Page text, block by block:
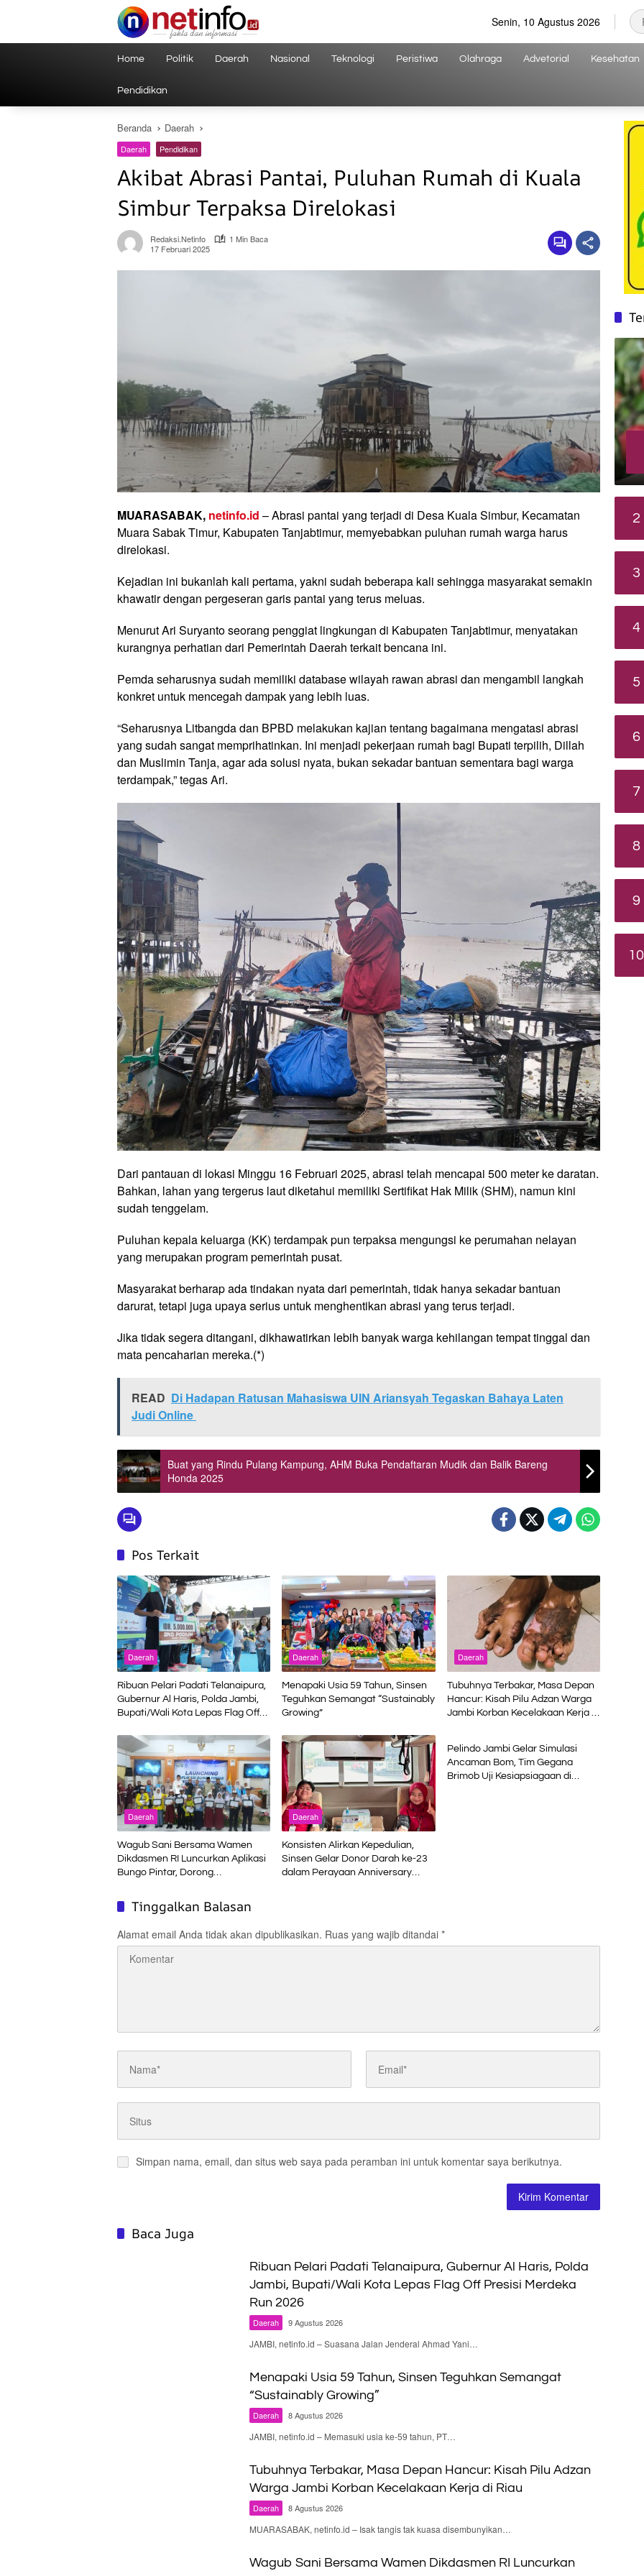
Senin, 10 Agustus 2026
Home Politik Daerah Nasional Teknologi Peristiwa Olahraga Advetorial Kesehatan
Pendidikan
Beranda Daerah
Daerah Pendidikan
Akibat Abrasi Pantai, Puluhan Rumah di Kuala
Simbur Terpaksa Direlokasi
Redaksi.netinfo
1 Min Baca
17 Februari 2025
MUARASABAK, netinfo.id – Abrasi pantai yang terjadi di Desa Kuala Simbur, Kecamatan
Muara Sabak Timur, Kabupaten Tanjabtimur, memyebabkan puluhan rumah warga harus
direlokasi.
Kejadian ini bukanlah kali pertama, yakni sudah beberapa kali sehingga masyarakat semakin
khawatir dengan pergeseran garis pantai yang terus meluas.
Menurut Ari Suryanto seorang penggiat lingkungan di Kabupaten Tanjabtimur, menyatakan
kurangnya perhatian dari Pemerintah Daerah terkait bencana ini.
Pemda seharusnya sudah memiliki database wilayah rawan abrasi dan mengambil langkah
konkret untuk mencegah dampak yang lebih luas.
“Seharusnya Litbangda dan BPBD melakukan kajian tentang bagaimana mengatasi abrasi
yang sudah sangat memprihatinkan. Ini menjadi pekerjaan rumah bagi Bupati terpilih, Dillah
dan Muslimin Tanja, agar ada solusi nyata, bukan sekadar bantuan sementara bagi warga
terdampak,” tegas Ari.
Dari pantauan di lokasi Minggu 16 Februari 2025, abrasi telah mencapai 500 meter ke daratan.
Bahkan, lahan yang tergerus laut diketahui memiliki Sertifikat Hak Milik (SHM), namun kini
sudah tenggelam.
Puluhan kepala keluarga (KK) terdampak pun terpaksa mengungsi ke perumahan nelayan
yang merupakan program pemerintah pusat.
Masyarakat berharap ada tindakan nyata dari pemerintah, tidak hanya sekadar bantuan
darurat, tetapi juga upaya serius untuk menghentikan abrasi yang terus terjadi.
Jika tidak segera ditangani, dikhawatirkan lebih banyak warga kehilangan tempat tinggal dan
mata pencaharian mereka.(*)
READ Di Hadapan Ratusan Mahasiswa UIN Ariansyah Tegaskan Bahaya Laten
Judi Online
Buat yang Rindu Pulang Kampung, AHM Buka Pendaftaran Mudik dan Balik Bareng
Honda 2025
Pos Terkait
Daerah
Ribuan Pelari Padati Telanaipura,
Gubernur Al Haris, Polda Jambi,
Bupati/Wali Kota Lepas Flag Off
Daerah
Menapaki Usia 59 Tahun, Sinsen
Teguhkan Semangat “Sustainably
Growing”
Daerah
Tubuhnya Terbakar, Masa Depan
Hancur: Kisah Pilu Adzan Warga
Jambi Korban Kecelakaan Kerja di
Daerah
Wagub Sani Bersama Wamen
Dikdasmen RI Luncurkan Aplikasi
Bungo Pintar, Dorong
Jambi
Daerah
Konsisten Alirkan Kepedulian,
Sinsen Gelar Donor Darah ke-23
dalam Perayaan Anniversary
Pelindo Jambi Gelar Simulasi
Ancaman Bom, Tim Gegana
Brimob Uji Kesiapsiagaan di
Tinggalkan Balasan
Alamat email Anda tidak akan dipublikasikan. Ruas yang wajib ditandai *
Simpan nama, email, dan situs web saya pada peramban ini untuk komentar saya berikutnya.
Baca Juga
Ribuan Pelari Padati Telanaipura, Gubernur Al Haris, Polda
Jambi, Bupati/Wali Kota Lepas Flag Off Presisi Merdeka
Run 2026
Daerah 9 Agustus 2026
JAMBI, netinfo.id – Suasana Jalan Jenderal Ahmad Yani…
Menapaki Usia 59 Tahun, Sinsen Teguhkan Semangat
“Sustainably Growing”
Daerah 8 Agustus 2026
JAMBI, netinfo.id – Memasuki usia ke-59 tahun, PT…
Tubuhnya Terbakar, Masa Depan Hancur: Kisah Pilu Adzan
Warga Jambi Korban Kecelakaan Kerja di Riau
Daerah 8 Agustus 2026
MUARASABAK, netinfo.id – Isak tangis tak kuasa disembunyikan…
Wagub Sani Bersama Wamen Dikdasmen RI Luncurkan
2
3
4
5
6
7
8
9
10